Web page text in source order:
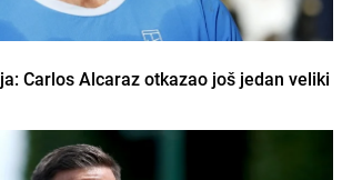
Carlos Alcaraz otkazao još jedan veliki